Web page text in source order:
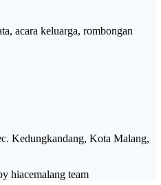
acara keluarga, rombongan
Kedungkandang, Kota Malang,
hiacemalang team